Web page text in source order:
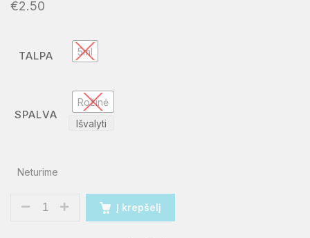
€2.50
TALPA 5ml
SPALVA
Rožinė
Išvalyti
Neturime
Į krepšelį